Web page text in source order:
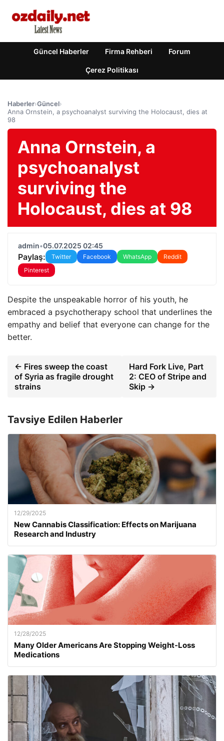
Güncel Haberler Firma Rehberi Forum
Çerez Politikası
Haberler›Güncel›
Anna Ornstein, a psychoanalyst surviving the Holocaust, dies at
98
Anna Ornstein, a
psychoanalyst
surviving the
Holocaust, dies at 98
admin•05.07.2025 02:45
Paylaş: Twitter Facebook WhatsApp
Reddit
Pinterest
Despite the unspeakable horror of his youth, he
embraced a psychotherapy school that underlines the
empathy and belief that everyone can change for the
better.
← Fires sweep the coast
of Syria as fragile drought
strains
Hard Fork Live, Part
2: CEO of Stripe and
Skip →
Tavsiye Edilen Haberler
12/29/2025
New Cannabis Classification: Effects on Marijuana
Research and Industry
12/28/2025
Many Older Americans Are Stopping Weight-Loss
Medications